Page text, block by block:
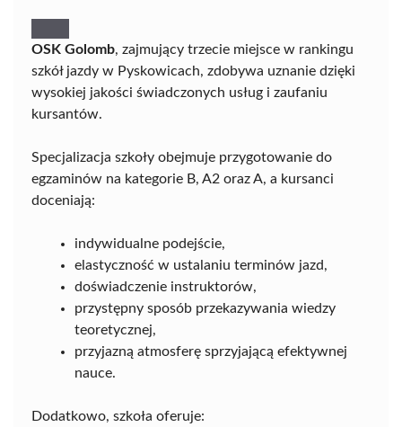
OSK Golomb, zajmujący trzecie miejsce w rankingu
szkół jazdy w Pyskowicach, zdobywa uznanie dzięki
wysokiej jakości świadczonych usług i zaufaniu
kursantów.
Specjalizacja szkoły obejmuje przygotowanie do
egzaminów na kategorie B, A2 oraz A, a kursanci
doceniają:
indywidualne podejście,
elastyczność w ustalaniu terminów jazd,
doświadczenie instruktorów,
przystępny sposób przekazywania wiedzy
teoretycznej,
przyjazną atmosferę sprzyjającą efektywnej
nauce.
Dodatkowo, szkoła oferuje: